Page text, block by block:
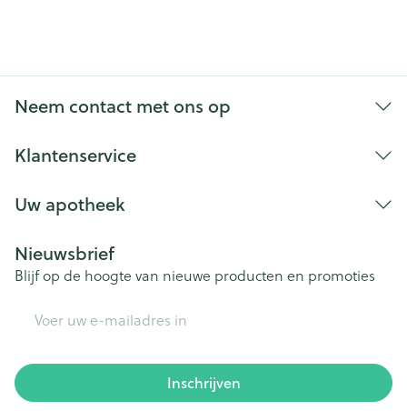
Neem contact met ons op
Klantenservice
Uw apotheek
Nieuwsbrief
Blijf op de hoogte van nieuwe producten en promoties
Inschrijven